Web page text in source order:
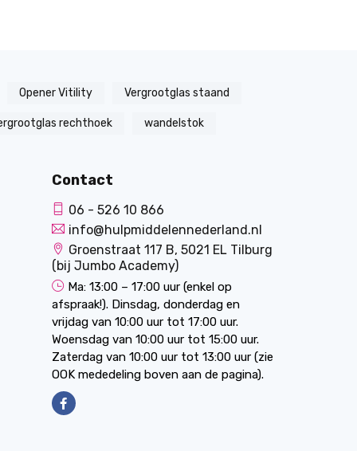
Opener Vitility Vergrootglas staand
rechthoek wandelstok
Contact
06 - 526 10 866
info@hulpmiddelennederland.nl
Groenstraat 117 B, 5021 EL Tilburg
(bij Jumbo Academy)
Ma: 13:00 – 17:00 uur (enkel op
afspraak!). Dinsdag, donderdag en
vrijdag van 10:00 uur tot 17:00 uur.
Woensdag van 10:00 uur tot 15:00 uur.
Zaterdag van 10:00 uur tot 13:00 uur (zie
OOK mededeling boven aan de pagina).